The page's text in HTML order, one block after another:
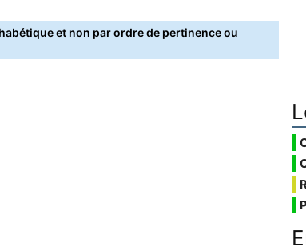
et non par ordre de pertinence ou